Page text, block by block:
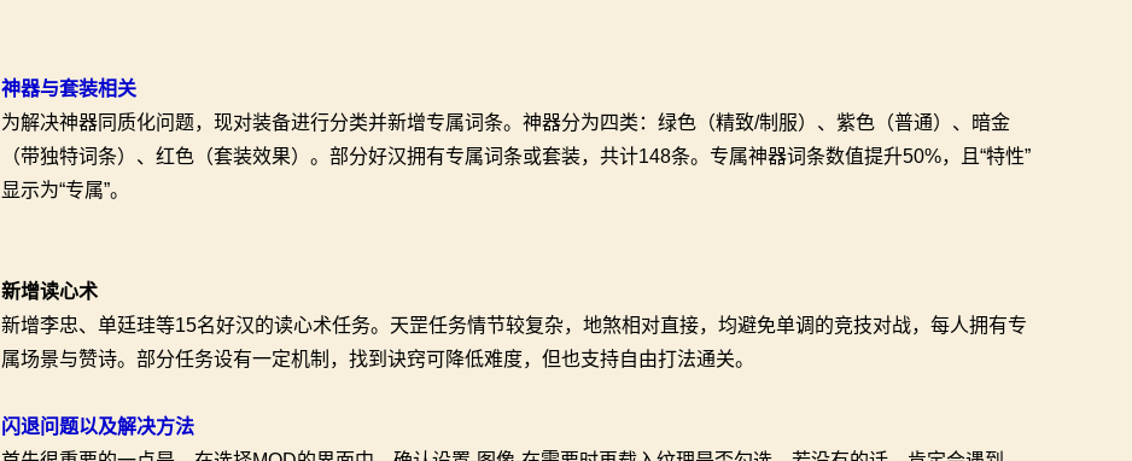
神器与套装相关
为解决神器同质化问题，现对装备进行分类并新增专属词条。神器分为四类：绿色（精致/制服）、紫色（普通）、暗金
（带独特词条）、红色（套装效果）。部分好汉拥有专属词条或套装，共计148条。专属神器词条数值提升50%，且“特性”
显示为“专属”。
新增读心术
新增李忠、单廷珪等15名好汉的读心术任务。天罡任务情节较复杂，地煞相对直接，均避免单调的竞技对战，每人拥有专
属场景与赞诗。部分任务设有一定机制，找到诀窍可降低难度，但也支持自由打法通关。
闪退问题以及解决方法